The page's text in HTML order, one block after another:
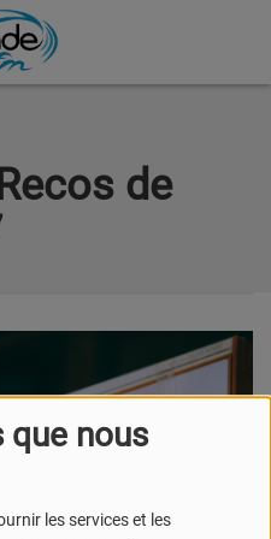
que nous
les services et les
de